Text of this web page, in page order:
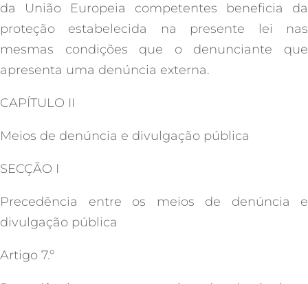
da União Europeia competentes beneficia da
proteção estabelecida na presente lei nas
mesmas condições que o denunciante que
apresenta uma denúncia externa.
CAPÍTULO II
Meios de denúncia e divulgação pública
SECÇÃO I
Precedência entre os meios de denúncia e
divulgação pública
Artigo 7.º